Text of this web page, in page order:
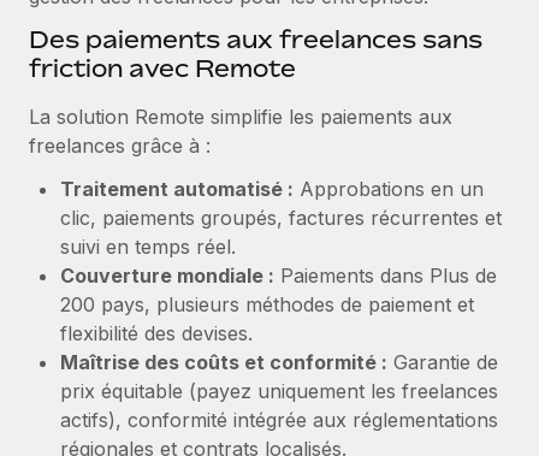
Phiture, un leader notable du conseil en matière de
croissance mobile internationale, encourage les...
En savoir plus
Des paiements aux freelances sans
friction avec Remote
La solution Remote simplifie les paiements aux
freelances grâce à :
Traitement automatisé : Approbations en un
clic, paiements groupés, factures récurrentes et
suivi en temps réel.
Couverture mondiale : Paiements dans Plus de
200 pays, plusieurs méthodes de paiement et
flexibilité des devises.
Maîtrise des coûts et conformité : Garantie de
prix équitable (payez uniquement les freelances
actifs), conformité intégrée aux réglementations
régionales et contrats localisés.